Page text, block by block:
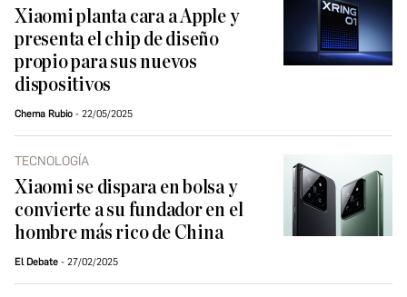
Xiaomi planta cara a Apple y
presenta el chip de diseño
propio para sus nuevos
dispositivos
Chema Rubio 22/05/2025
TECNOLOGÍA
Xiaomi se dispara en bolsa y
convierte a su fundador en el
hombre más rico de China
El Debate 27/02/2025